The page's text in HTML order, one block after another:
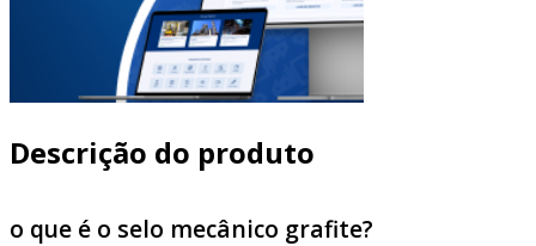
Descrição do produto
o que é o selo mecânico grafite?